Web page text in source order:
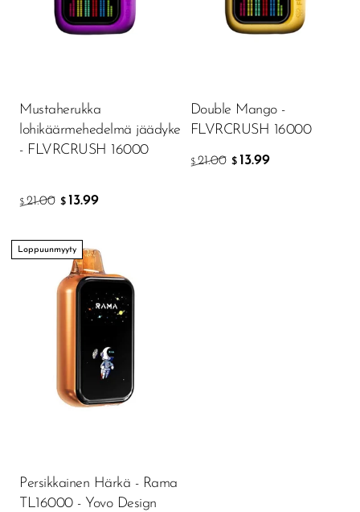
Mustaherukka
lohikäärmehedelmä jäädyke
- FLVRCRUSH 16000
$ 21.00 $ 13.99
Double Mango -
FLVRCRUSH 16000
$ 21.00 $ 13.99
Loppuunmyyty
Persikkainen Härkä - Rama
TL16000 - Yovo Design